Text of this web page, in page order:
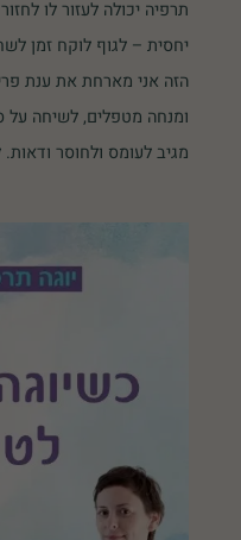
תרפיה יכולה לעזור לו
יחסית – לגוף לוקח זמן
הזה אני מארחת את ענת
ומנחה מטפלים, לשיחה על
מגיב לעומס ולחוסר